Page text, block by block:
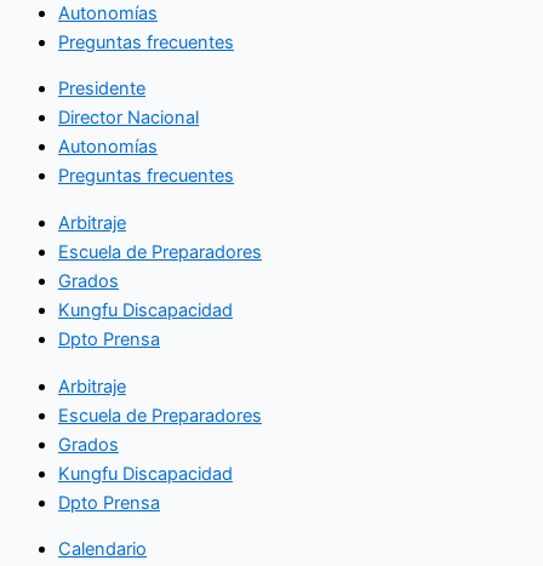
Autonomías
Preguntas frecuentes
Presidente
Director Nacional
Autonomías
Preguntas frecuentes
Arbitraje
Escuela de Preparadores
Grados
Kungfu Discapacidad
Dpto Prensa
Arbitraje
Escuela de Preparadores
Grados
Kungfu Discapacidad
Dpto Prensa
Calendario